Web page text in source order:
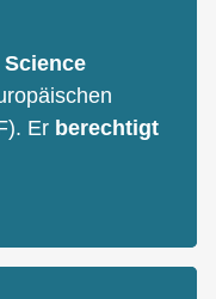
Er berechtigt